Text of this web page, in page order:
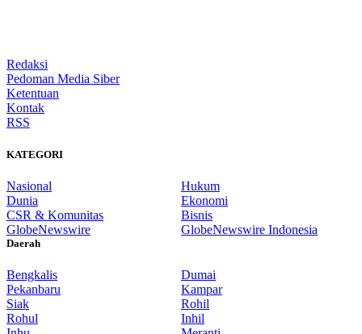
Redaksi
Pedoman Media Siber
Ketentuan
Kontak
RSS
KATEGORI
Nasional
Hukum
Dunia
Ekonomi
CSR & Komunitas
Bisnis
GlobeNewswire
GlobeNewswire Indonesia
Daerah
Bengkalis
Dumai
Pekanbaru
Kampar
Siak
Rohil
Rohul
Inhil